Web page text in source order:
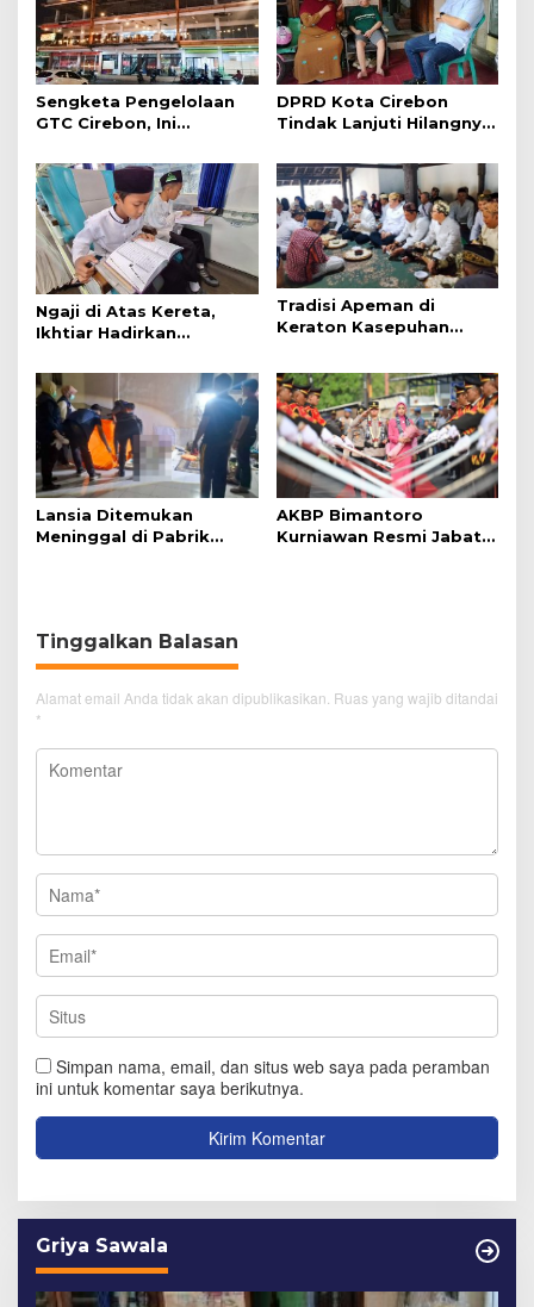
Sengketa Pengelolaan
GTC Cirebon, Ini
Simanjuntak
DPRD Kota Cirebon
Tindak Lanjuti Hilangnya
Disabilitas
Ngaji di Atas Kereta,
Ikhtiar Hadirkan
Nyaman
Tradisi Apeman di
Keraton Kasepuhan
dan Doa
Lansia Ditemukan
Meninggal di Pabrik
AKBP Bimantoro
Kurniawan Resmi Jabat
Tinggalkan Balasan
Alamat email Anda tidak akan dipublikasikan. Ruas yang wajib ditandai
*
Simpan nama, email, dan situs web saya pada peramban
ini untuk komentar saya berikutnya.
Griya Sawala